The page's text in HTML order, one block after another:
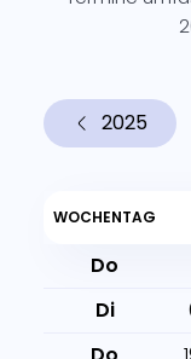
2025
WOCHENTAG
Do
Di